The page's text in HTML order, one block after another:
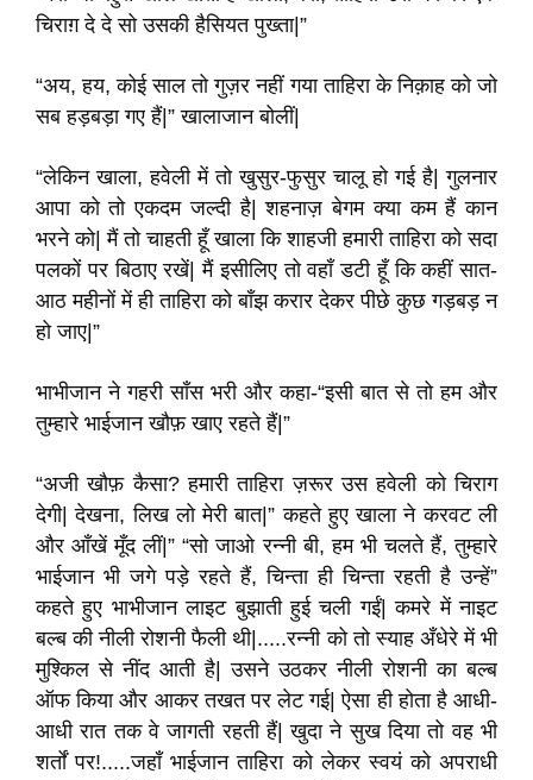
चिराग़ दे दे सो उसकी हैसियत पुख्ता|”
“अय, हय, कोई साल तो गुज़र नहीं गया ताहिरा के निक़ाह को जो
सब हड़बड़ा गए हैं|” खालाजान बोलीं|
“लेकिन खाला, हवेली में तो खुसुर-फुसुर चालू हो गई है| गुलनार
आपा को तो एकदम जल्दी है| शहनाज़ बेगम क्या कम हैं कान
भरने को| मैं तो चाहती हूँ खाला कि शाहजी हमारी ताहिरा को सदा
पलकों पर बिठाए रखें| मैं इसीलिए तो वहाँ डटी हूँ कि कहीं सात-
आठ महीनों में ही ताहिरा को बाँझ करार देकर पीछे कुछ गड़बड़ न
हो जाए|”
भाभीजान ने गहरी साँस भरी और कहा-“इसी बात से तो हम और
तुम्हारे भाईजान खौफ़ खाए रहते हैं|”
“अजी खौफ़ कैसा? हमारी ताहिरा ज़रूर उस हवेली को चिराग
देगी| देखना, लिख लो मेरी बात|” कहते हुए खाला ने करवट ली
और आँखें मूँद लीं|” “सो जाओ रन्नी बी, हम भी चलते हैं, तुम्हारे
भाईजान भी जगे पड़े रहते हैं, चिन्ता ही चिन्ता रहती है उन्हें”
कहते हुए भाभीजान लाइट बुझाती हुई चली गईं| कमरे में नाइट
बल्ब की नीली रोशनी फैली थी|.....रन्नी को तो स्याह अँधेरे में भी
मुश्किल से नींद आती है| उसने उठकर नीली रोशनी का बल्ब
ऑफ किया और आकर तखत पर लेट गई| ऐसा ही होता है आधी-
आधी रात तक वे जागती रहती हैं| खुदा ने सुख दिया तो वह भी
शर्तों पर!.....जहाँ भाईजान ताहिरा को लेकर स्वयं को अपराधी